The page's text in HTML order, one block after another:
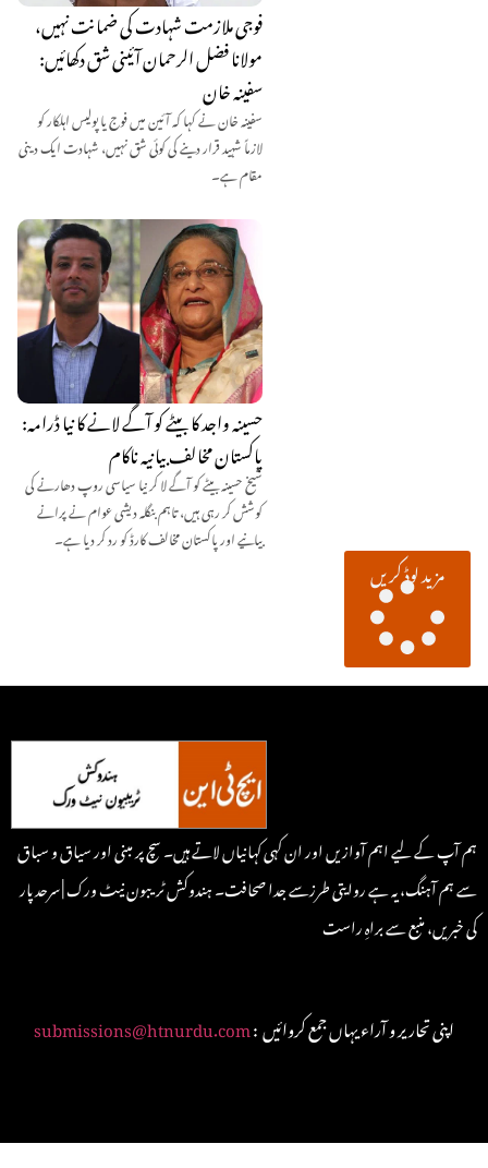
فوجی ملازمت شہادت کی ضمانت نہیں،
مولانا فضل الرحمان آئینی شق دکھائیں:
سفینہ خان
سفینہ خان نے کہا کہ آئین میں فوج یا پولیس اہلکار کو
لازماً شہید قرار دینے کی کوئی شق نہیں، شہادت ایک دینی
مقام ہے۔
حسینہ واجد کا بیٹے کو آگے لانے کا نیا ڈرامہ:
پاکستان مخالف بیانیہ ناکام
شیخ حسینہ بیٹے کو آگے لا کر نیا سیاسی روپ دھارنے کی
کوشش کر رہی ہیں، تاہم بنگلہ دیشی عوام نے پرانے
بیانیے اور پاکستان مخالف کارڈ کو رد کر دیا ہے۔
مزید لوڈ کریں
ہم آپ کے لیے اہم آوازیں اور ان کہی کہانیاں لاتے ہیں۔ سچ پر مبنی اور سیاق و سباق
سے ہم آہنگ، یہ ہے روایتی طرزسے جدا صحافت۔ ہندوکش ٹریبون نیٹ ورک | سرحد پار
کی خبریں، منبع سے براہِ راست
submissions@htnurdu.com : اپنی تحاریر و آراء یہاں جمع کروائیں